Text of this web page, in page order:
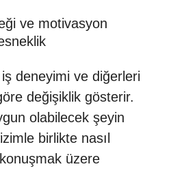
ve motivasyon
deneyimi ve diğerleri
değişiklik gösterir.
olabilecek şeyin
birlikte nasıl
üzere